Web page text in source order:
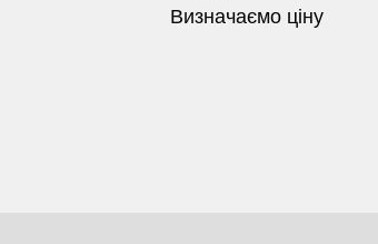
Визначаємо ціну